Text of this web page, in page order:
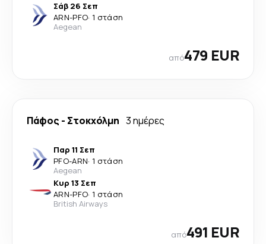
Σάβ 26 Σεπ
ARN-PFO· 1 στάση
Aegean
από479 EUR
Πάφος - Στοκχόλμη 3 ημέρες
Παρ 11 Σεπ
PFO-ARN· 1 στάση
Aegean
Κυρ 13 Σεπ
ARN-PFO· 1 στάση
British Airways
από491 EUR